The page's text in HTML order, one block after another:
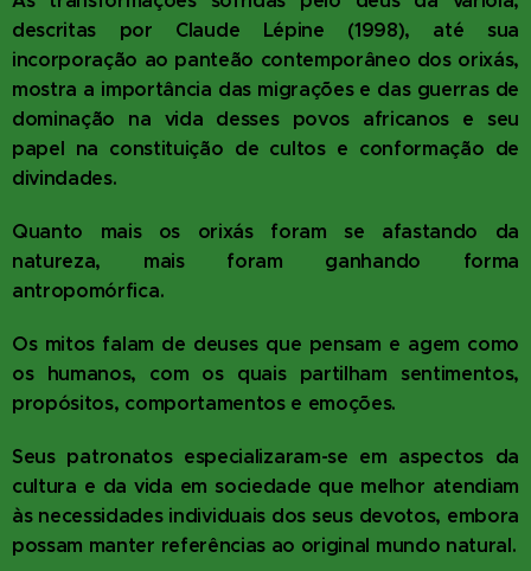
descritas por Claude Lépine (1998), até sua
incorporação ao panteão contemporâneo dos orixás,
mostra a importância das migrações e das guerras de
dominação na vida desses povos africanos e seu
papel na constituição de cultos e conformação de
divindades.
Quanto mais os orixás foram se afastando da
natureza, mais foram ganhando forma
antropomórfica.
Os mitos falam de deuses que pensam e agem como
os humanos, com os quais partilham sentimentos,
propósitos, comportamentos e emoções.
Seus patronatos especializaram-se em aspectos da
cultura e da vida em sociedade que melhor atendiam
às necessidades individuais dos seus devotos, embora
possam manter referências ao original mundo natural.